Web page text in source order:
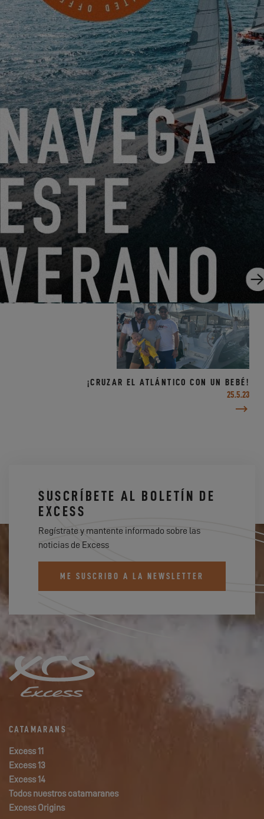
funcionalidad de nuestro sitio web.
SETTINGS
¡UN NUEVO OWNERS RDV!
2.6.23
¡CRUZAR EL ATLÁNTICO CON UN BEBÉ!
25.5.23
SUSCRÍBETE AL BOLETÍN DE
EXCESS
Regístrate y mantente informado sobre las
noticias de Excess
ME SUSCRIBO A LA NEWSLETTER
CATAMARANS
Excess 11
Excess 13
Excess 14
Todos nuestros catamaranes
Excess Origins